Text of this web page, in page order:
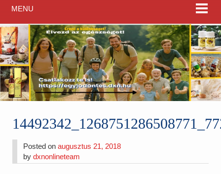
MENU
Posted onaugusztus 21, 2018
bydxnonlineteam